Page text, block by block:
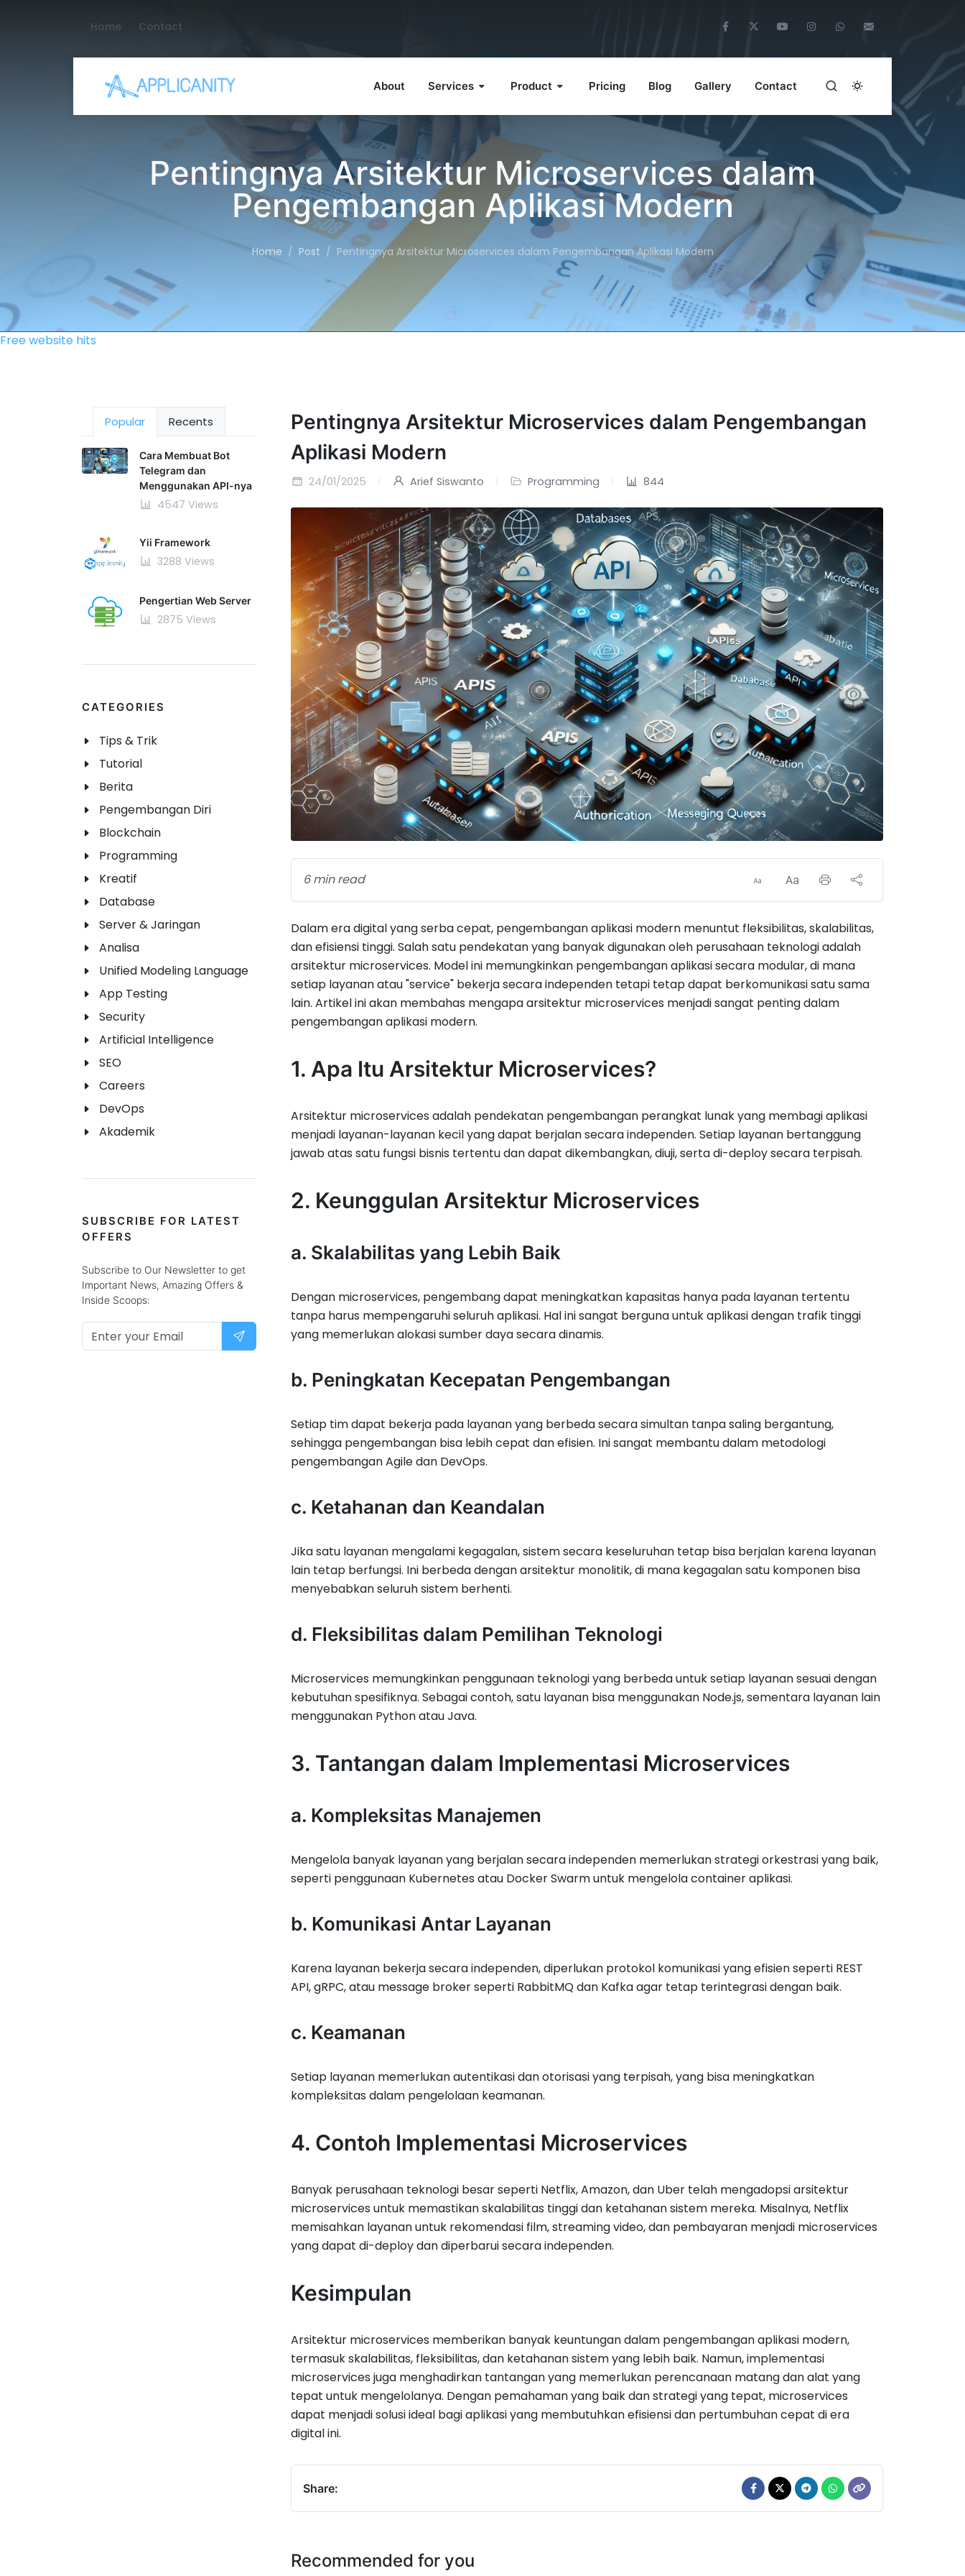
Home Contact
About Services Product Pricing Blog Gallery Contact
Pentingnya Arsitektur Microservices dalam
Pengembangan Aplikasi Modern
Home Post Pentingnya Arsitektur Microservices dalam Pengembangan Aplikasi Modern
Free website hits
Pentingnya Arsitektur Microservices dalam Pengembangan
Aplikasi Modern
24/01/2025 Arief Siswanto Programming 844
6 min read
Dalam era digital yang serba cepat, pengembangan aplikasi modern menuntut fleksibilitas, skalabilitas,
dan efisiensi tinggi. Salah satu pendekatan yang banyak digunakan oleh perusahaan teknologi adalah
arsitektur microservices. Model ini memungkinkan pengembangan aplikasi secara modular, di mana
setiap layanan atau "service" bekerja secara independen tetapi tetap dapat berkomunikasi satu sama
lain. Artikel ini akan membahas mengapa arsitektur microservices menjadi sangat penting dalam
pengembangan aplikasi modern.
1. Apa Itu Arsitektur Microservices?
Arsitektur microservices adalah pendekatan pengembangan perangkat lunak yang membagi aplikasi
menjadi layanan-layanan kecil yang dapat berjalan secara independen. Setiap layanan bertanggung
jawab atas satu fungsi bisnis tertentu dan dapat dikembangkan, diuji, serta di-deploy secara terpisah.
2. Keunggulan Arsitektur Microservices
a. Skalabilitas yang Lebih Baik
Dengan microservices, pengembang dapat meningkatkan kapasitas hanya pada layanan tertentu
tanpa harus mempengaruhi seluruh aplikasi. Hal ini sangat berguna untuk aplikasi dengan trafik tinggi
yang memerlukan alokasi sumber daya secara dinamis.
b. Peningkatan Kecepatan Pengembangan
Setiap tim dapat bekerja pada layanan yang berbeda secara simultan tanpa saling bergantung,
sehingga pengembangan bisa lebih cepat dan efisien. Ini sangat membantu dalam metodologi
pengembangan Agile dan DevOps.
c. Ketahanan dan Keandalan
Jika satu layanan mengalami kegagalan, sistem secara keseluruhan tetap bisa berjalan karena layanan
lain tetap berfungsi. Ini berbeda dengan arsitektur monolitik, di mana kegagalan satu komponen bisa
menyebabkan seluruh sistem berhenti.
d. Fleksibilitas dalam Pemilihan Teknologi
Microservices memungkinkan penggunaan teknologi yang berbeda untuk setiap layanan sesuai dengan
kebutuhan spesifiknya. Sebagai contoh, satu layanan bisa menggunakan Node.js, sementara layanan lain
menggunakan Python atau Java.
3. Tantangan dalam Implementasi Microservices
a. Kompleksitas Manajemen
Mengelola banyak layanan yang berjalan secara independen memerlukan strategi orkestrasi yang baik,
seperti penggunaan Kubernetes atau Docker Swarm untuk mengelola container aplikasi.
b. Komunikasi Antar Layanan
Karena layanan bekerja secara independen, diperlukan protokol komunikasi yang efisien seperti REST
API, gRPC, atau message broker seperti RabbitMQ dan Kafka agar tetap terintegrasi dengan baik.
c. Keamanan
Setiap layanan memerlukan autentikasi dan otorisasi yang terpisah, yang bisa meningkatkan
kompleksitas dalam pengelolaan keamanan.
4. Contoh Implementasi Microservices
Banyak perusahaan teknologi besar seperti Netflix, Amazon, dan Uber telah mengadopsi arsitektur
microservices untuk memastikan skalabilitas tinggi dan ketahanan sistem mereka. Misalnya, Netflix
memisahkan layanan untuk rekomendasi film, streaming video, dan pembayaran menjadi microservices
yang dapat di-deploy dan diperbarui secara independen.
Kesimpulan
Arsitektur microservices memberikan banyak keuntungan dalam pengembangan aplikasi modern,
termasuk skalabilitas, fleksibilitas, dan ketahanan sistem yang lebih baik. Namun, implementasi
microservices juga menghadirkan tantangan yang memerlukan perencanaan matang dan alat yang
tepat untuk mengelolanya. Dengan pemahaman yang baik dan strategi yang tepat, microservices
dapat menjadi solusi ideal bagi aplikasi yang membutuhkan efisiensi dan pertumbuhan cepat di era
digital ini.
Share:
Recommended for you
Popular Recents
Cara Membuat Bot
Telegram dan
Menggunakan API-nya
4547 Views
Yii Framework
3288 Views
Pengertian Web Server
2875 Views
CATEGORIES
Tips & Trik
Tutorial
Berita
Pengembangan Diri
Blockchain
Programming
Kreatif
Database
Server & Jaringan
Analisa
Unified Modeling Language
App Testing
Security
Artificial Intelligence
SEO
Careers
DevOps
Akademik
SUBSCRIBE FOR LATEST
OFFERS
Subscribe to Our Newsletter to get
Important News, Amazing Offers &
Inside Scoops: